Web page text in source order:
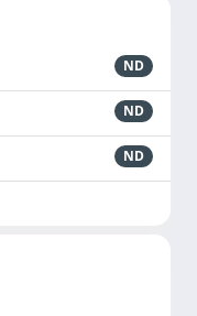
ND
ND
ND